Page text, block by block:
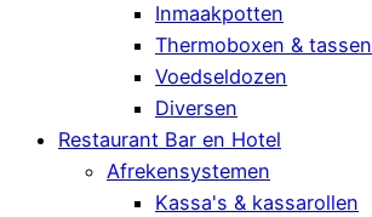
Inmaakpotten
Thermoboxen & tassen
Voedseldozen
Diversen
Restaurant Bar en Hotel
Afrekensystemen
Kassa's & kassarollen